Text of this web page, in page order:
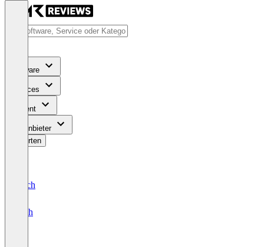
Software
Services
Content
Für Anbieter
Bewerten
Deutsch
English